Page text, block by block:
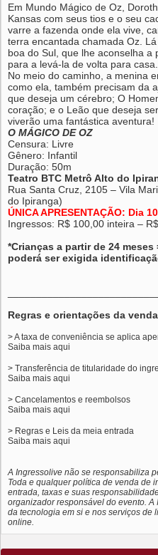
Em Mundo Mágico de Oz,
Kansas com seus tios e o seu
varre a fazenda onde ela vive,
terra encantada chamada Oz.
boa do Sul, que lhe aconselha
para a levá-la de volta para casa.
No meio do caminho, a menina
como ela, também precisam da
que deseja um cérebro; O
coração; e o Leão que deseja
viverão uma fantástica aventura!
O MÁGICO DE OZ
Censura: Livre
Gênero: Infantil
Duração: 50m
Teatro BTC Metrô Alto do
Rua Santa Cruz, 2105 – Vila
do Ipiranga)
ÚNICA APRESENTAÇÃO: Dia
Ingressos: R$ 100,00 inteira –
*Crianças a partir de 24
poderá ser exigida
Regras e orientações da
> A taxa de conveniência se aplica
Saiba mais aqui
> Transferência de titularidade do
Saiba mais aqui
> Cancelamentos e reembolsos
Saiba mais aqui
> Regras e Leis da meia entrada
Saiba mais aqui
A Ingressolive não se responsabiliza
Toda e qualquer política de venda de
entrada, taxas e suas
organizador responsável do evento.
da tecnologia em si e nos serviços de
online.